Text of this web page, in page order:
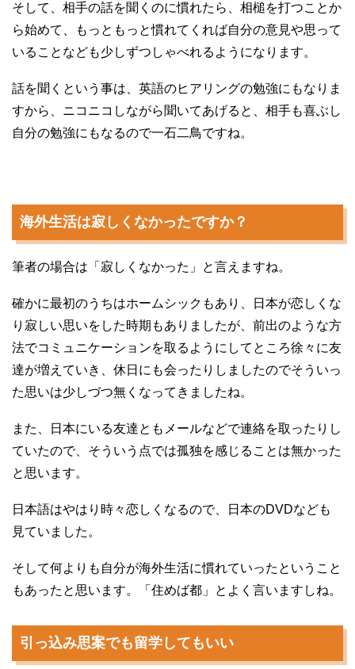
そして、相手の話を聞くのに慣れたら、相槌を打つことか
ら始めて、もっともっと慣れてくれば自分の意見や思って
いることなども少しずつしゃべれるようになります。
話を聞くという事は、英語のヒアリングの勉強にもなりま
すから、ニコニコしながら聞いてあげると、相手も喜ぶし
自分の勉強にもなるので一石二鳥ですね。
海外生活は寂しくなかったですか？
筆者の場合は「寂しくなかった」と言えますね。
確かに最初のうちはホームシックもあり、日本が恋しくな
り寂しい思いをした時期もありましたが、前出のような方
法でコミュニケーションを取るようにしてところ徐々に友
達が増えていき、休日にも会ったりしましたのでそういっ
た思いは少しづつ無くなってきましたね。
また、日本にいる友達ともメールなどで連絡を取ったりし
ていたので、そういう点では孤独を感じることは無かった
と思います。
日本語はやはり時々恋しくなるので、日本のDVDなども
見ていました。
そして何よりも自分が海外生活に慣れていったということ
もあったと思います。「住めば都」とよく言いますしね。
引っ込み思案でも留学してもいい